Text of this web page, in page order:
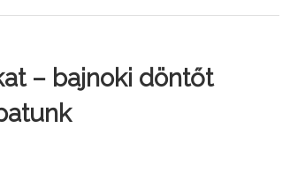
– bajnoki döntőt